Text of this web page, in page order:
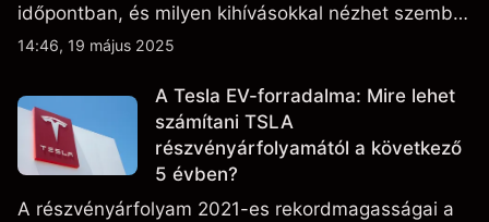
időpontban, és milyen kihívásokkal nézhet szembe
a vállalat.
14:46, 19 május 2025
A Tesla EV-forradalma: Mire lehet
számítani TSLA
részvényárfolyamától a következő
5 évben?
A részvényárfolyam 2021-es rekordmagasságai a